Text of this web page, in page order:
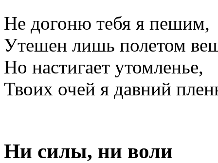
Не догоню тебя я пешим,
Утешен лишь полетом
Но настигает утомленье,
Твоих очей я давний
Ни силы, ни воли